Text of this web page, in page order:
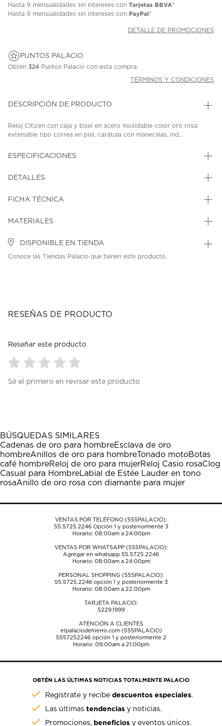
Hasta 9 mensualidades sin intereses con Tarjetas BBVA*
Hasta 9 mensualidades sin intereses con PayPal*
DETALLE DE PROMOCIONES
PUNTOS PALACIO
Obtén 324 Puntos Palacio con esta compra.
TÉRMINOS Y CONDICIONES
DESCRIPCIÓN DE PRODUCTO
Reloj Citizen con caja y bisel en acero inoxidable color oro rosa;
extensible tipo correa en piel, carátula con manecillas, ind...
ESPECIFICACIONES
DETALLES
FICHA TÉCNICA
MATERIALES
DISPONIBLE EN TIENDA
Conoce las Tiendas Palacio que tienen este producto.
RESEÑAS DE PRODUCTO
Reseñar este producto
para
1
estrella
Esta
acción
abrirá
el
formulario
envío.
para
estrellas.
Esta
acción
abrirá
el
formulario
envío.
para
estrellas.
Esta
acción
abrirá
el
formulario
envío.
para
estrellas.
Esta
acción
abrirá
el
formulario
envío.
para
estrellas.
Esta
acción
abrirá
el
formulario
envío.
Sé el primero en revisar este producto
BÚSQUEDAS SIMILARES
Cadenas de oro para hombreEsclava de oro
hombreAnillos de oro para hombreTonado motoBotas
café hombreReloj de oro para mujerReloj Casio rosaClog
Casual para HombreLabial de Estée Lauder en tono
rosaAnillo de oro rosa con diamante para mujer
VENTAS POR TELÉFONO (555PALACIO):
55.5725.2246Opción 1 y posteriormente 3
Horario: 08:00am a 24:00pm
VENTAS POR WHATSAPP (555PALACIO):
Agregar en whatsapp 55.5725.2246
Horario: 08:00am a 24:00pm
PERSONAL SHOPPING (555PALACIO):
55.5725.2246opción 1 y posteriormente 3
Horario: 08:00am a 22:00pm
TARJETA PALACIO:
5229.1999
ATENCIÓN A CLIENTES
elpalaciodehierro.com (555PALACIO)
5557252246opción 1 y posteriormente 2
Horario: 09:00am a 21:00pm
OBTÉN LAS ÚLTIMAS NOTICIAS TOTALMENTE PALACIO
Regístrate y recibedescuentos especiales.
Las últimastendencias y noticias.
Promociones, beneficios y eventos únicos.